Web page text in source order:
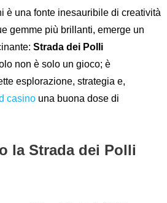
è una fonte inesauribile di creatività
gemme più brillanti, emerge un
Strada dei Polli
non è solo un gioco; è
esplorazione, strategia e,
casino una buona dose di
la Strada dei Polli